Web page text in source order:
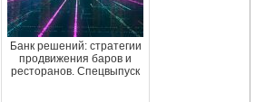
Банк решений: стратегии
продвижения баров и
ресторанов. Спецвыпуск